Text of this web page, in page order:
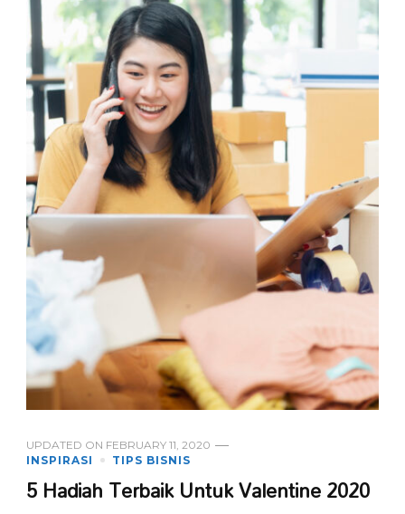
UPDATED ON FEBRUARY 11, 2020
INSPIRASI
TIPS BISNIS
5 Hadiah Terbaik Untuk Valentine 2020